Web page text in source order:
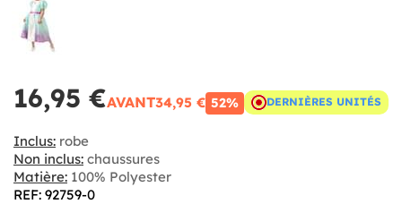
16,95 €AVANT34,95 € 52% DERNIÈRES UNITÉS
Inclus: robe
Non inclus: chaussures
Matière: 100% Polyester
REF: 92759-0